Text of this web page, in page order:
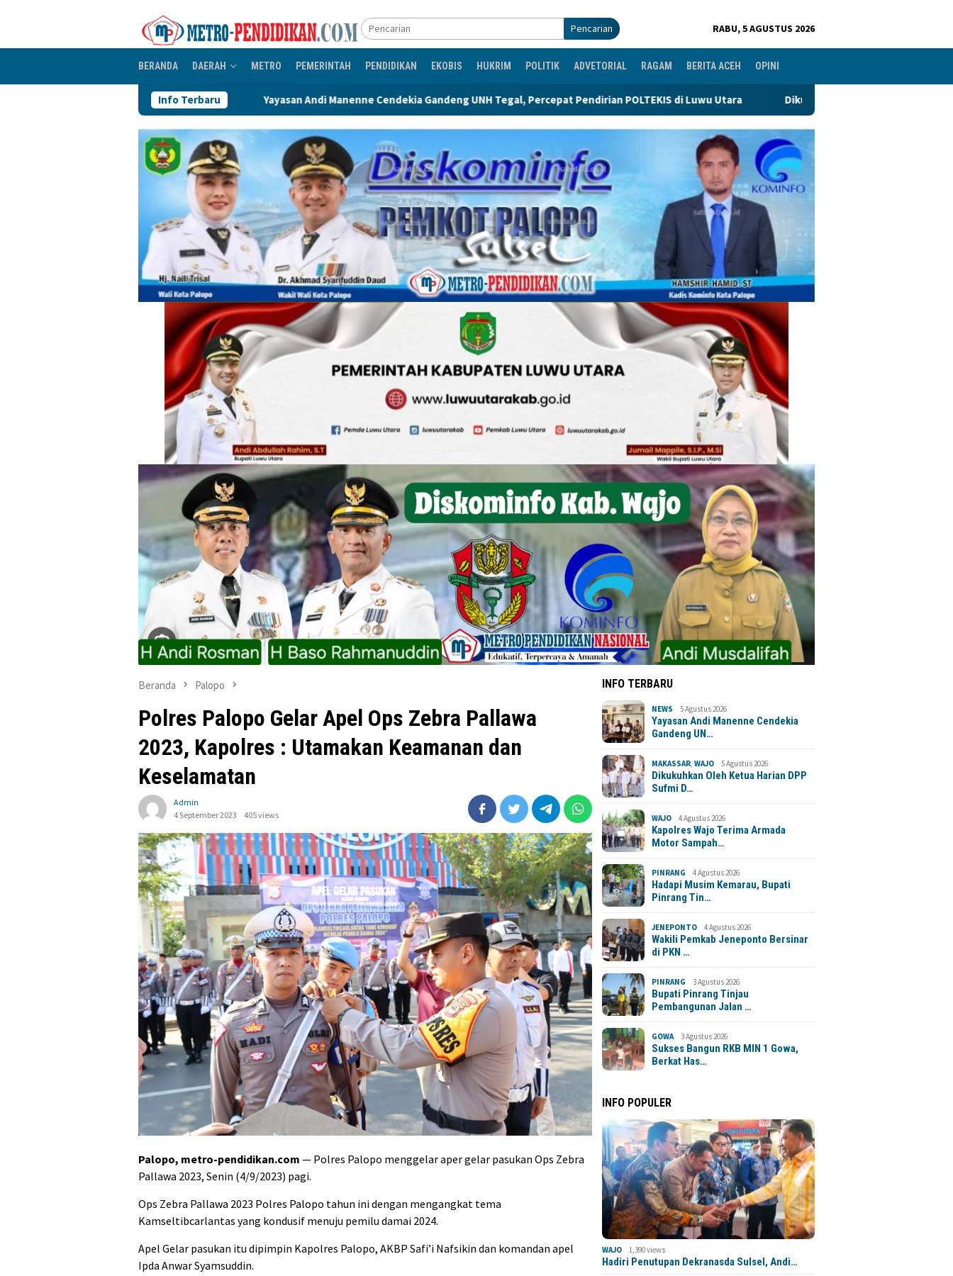
Pencarian RABU, 5 AGUSTUS 2026
BERANDA DAERAH METRO PEMERINTAH PENDIDIKAN EKOBIS HUKRIM POLITIK ADVETORIAL RAGAM BERITA ACEH OPINI
Info Terbaru
Yayasan Andi Manenne Cendekia Gandeng UNH Tegal, Percepat Pendirian POLTEKIS di Luwu Utara Dikukuhkan Oleh Ketua Harian DPP Sufmi Dasco, Bupati H
Beranda Palopo
Polres Palopo Gelar Apel Ops Zebra Pallawa
2023, Kapolres : Utamakan Keamanan dan
Keselamatan
Admin
4 September 2023
405 views
Palopo, metro-pendidikan.com — Polres Palopo menggelar aper gelar pasukan Ops Zebra
Pallawa 2023, Senin (4/9/2023) pagi.
Ops Zebra Pallawa 2023 Polres Palopo tahun ini dengan mengangkat tema
Kamseltibcarlantas yang kondusif menuju pemilu damai 2024.
Apel Gelar pasukan itu dipimpin Kapolres Palopo, AKBP Safi’i Nafsikin dan komandan apel
Ipda Anwar Syamsuddin.
INFO TERBARU
NEWS 5 Agustus 2026
Yayasan Andi Manenne Cendekia
Gandeng UN…
MAKASSAR ,WAJO 5 Agustus 2026
Dikukuhkan Oleh Ketua Harian DPP
Sufmi D…
WAJO 4 Agustus 2026
Kapolres Wajo Terima Armada
Motor Sampah…
PINRANG 4 Agustus 2026
Hadapi Musim Kemarau, Bupati
Pinrang Tin…
JENEPONTO 4 Agustus 2026
Wakili Pemkab Jeneponto Bersinar
di PKN …
PINRANG 3 Agustus 2026
Bupati Pinrang Tinjau
Pembangunan Jalan …
GOWA 3 Agustus 2026
Sukses Bangun RKB MIN 1 Gowa,
Berkat Has…
INFO POPULER
WAJO 1,390 views
Hadiri Penutupan Dekranasda Sulsel, Andi…